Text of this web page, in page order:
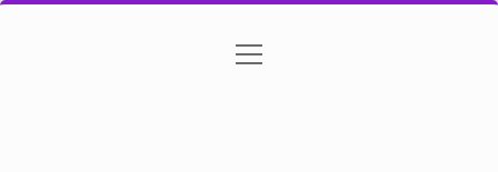
Gizlilik Politikası
menüyü